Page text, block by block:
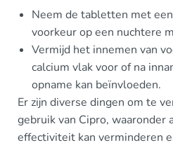
Neem de tabletten met
voorkeur op een nuchtere
Vermijd het innemen van
calcium vlak voor of na
opname kan beïnvloeden.
Er zijn diverse dingen om te
gebruik van Cipro, waaronder
effectiviteit kan verminderen